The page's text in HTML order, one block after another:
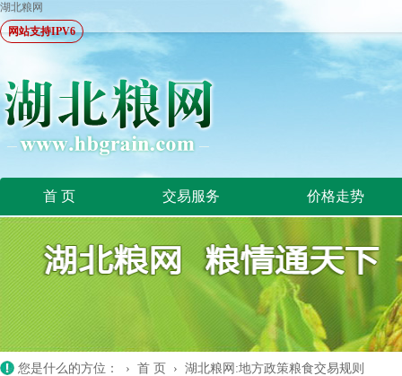
湖北粮网
网站支持IPV6
首 页 交易服务 价格走势
您是什么的方位： › 首 页 › 湖北粮网:地方政策粮食交易规则